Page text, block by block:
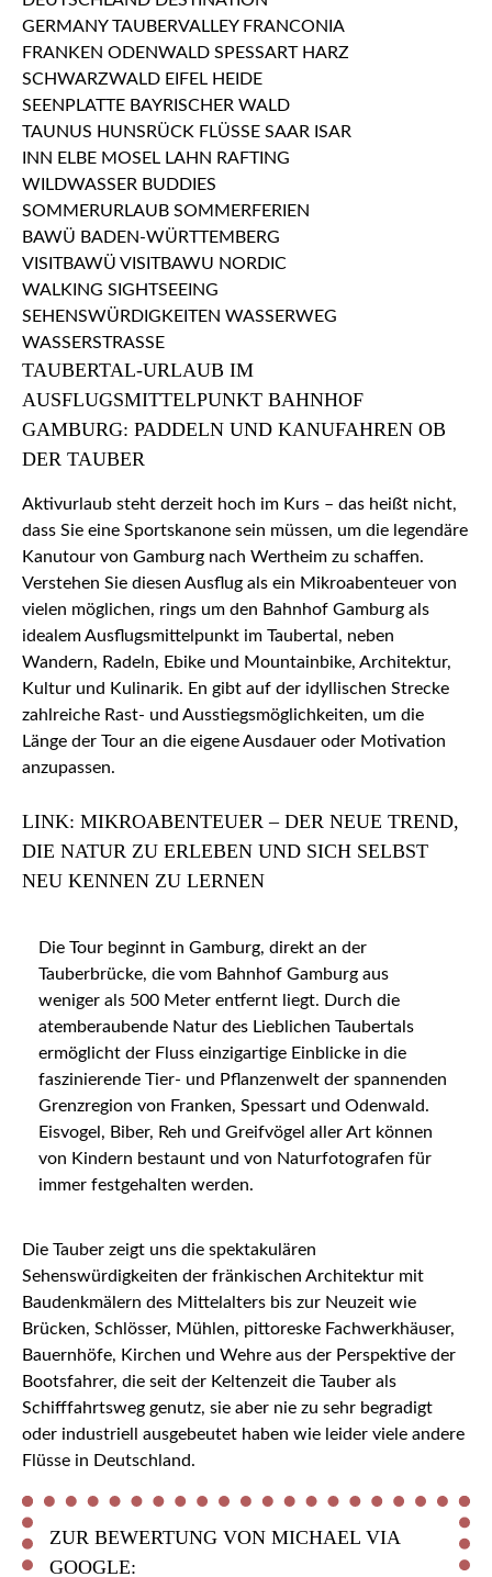
TAUBERTAL-URLAUB IM
AUSFLUGSMITTELPUNKT BAHNHOF
GAMBURG: PADDELN UND KANUFAHREN OB
DER TAUBER
Aktivurlaub steht derzeit hoch im Kurs – das heißt nicht,
dass Sie eine Sportskanone sein müssen, um die legendäre
Kanutour von Gamburg nach Wertheim zu schaffen.
Verstehen Sie diesen Ausflug als ein Mikroabenteuer von
vielen möglichen, rings um den Bahnhof Gamburg als
idealem Ausflugsmittelpunkt im Taubertal, neben
Wandern, Radeln, Ebike und Mountainbike, Architektur,
Kultur und Kulinarik. En gibt auf der idyllischen Strecke
zahlreiche Rast- und Ausstiegsmöglichkeiten, um die
Länge der Tour an die eigene Ausdauer oder Motivation
anzupassen.
LINK: MIKROABENTEUER – DER NEUE TREND,
DIE NATUR ZU ERLEBEN UND SICH SELBST
NEU KENNEN ZU LERNEN
Die Tour beginnt in Gamburg, direkt an der
Tauberbrücke, die vom Bahnhof Gamburg aus
weniger als 500 Meter entfernt liegt. Durch die
atemberaubende Natur des Lieblichen Taubertals
ermöglicht der Fluss einzigartige Einblicke in die
faszinierende Tier- und Pflanzenwelt der spannenden
Grenzregion von Franken, Spessart und Odenwald.
Eisvogel, Biber, Reh und Greifvögel aller Art können
von Kindern bestaunt und von Naturfotografen für
immer festgehalten werden.
Die Tauber zeigt uns die spektakulären
Sehenswürdigkeiten der fränkischen Architektur mit
Baudenkmälern des Mittelalters bis zur Neuzeit wie
Brücken, Schlösser, Mühlen, pittoreske Fachwerkhäuser,
Bauernhöfe, Kirchen und Wehre aus der Perspektive der
Bootsfahrer, die seit der Keltenzeit die Tauber als
Schifffahrtsweg genutz, sie aber nie zu sehr begradigt
oder industriell ausgebeutet haben wie leider viele andere
Flüsse in Deutschland.
ZUR BEWERTUNG VON MICHAEL VIA
GOOGLE: